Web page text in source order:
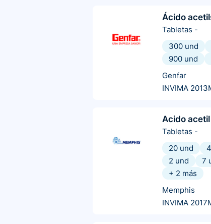
Ácido
Tabletas -
300 und
900 und
Genfar
INVIMA
Acido
Tabletas -
20 und
2 und
7
+ 2 más
Memphis
INVIMA